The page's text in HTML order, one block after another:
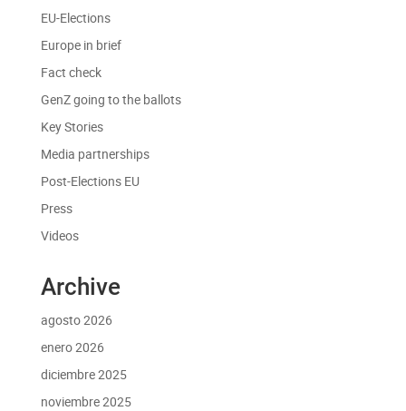
EU-Elections
Europe in brief
Fact check
GenZ going to the ballots
Key Stories
Media partnerships
Post-Elections EU
Press
Videos
Archive
agosto 2026
enero 2026
diciembre 2025
noviembre 2025